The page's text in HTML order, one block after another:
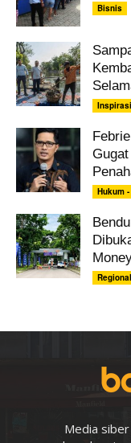
Bisnis
Inspirasi
Hukum
Regional
Media